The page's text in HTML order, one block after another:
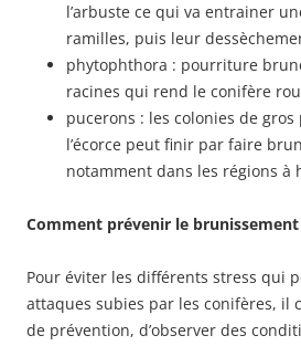
l’arbuste ce qui va entrainer
ramilles, puis leur
phytophthora : pourriture
racines qui rend le conifère
pucerons : les colonies de
l’écorce peut finir par faire
notamment dans les régions à
Comment prévenir le
Pour éviter les différents stress qui
attaques subies par les conifères, il
de prévention, d’observer des